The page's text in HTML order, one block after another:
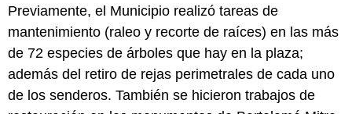
Previamente, el Municipio realizó tareas de
mantenimiento (raleo y recorte de raíces) en las más
de 72 especies de árboles que hay en la plaza;
además del retiro de rejas perimetrales de cada uno
de los senderos. También se hicieron trabajos de